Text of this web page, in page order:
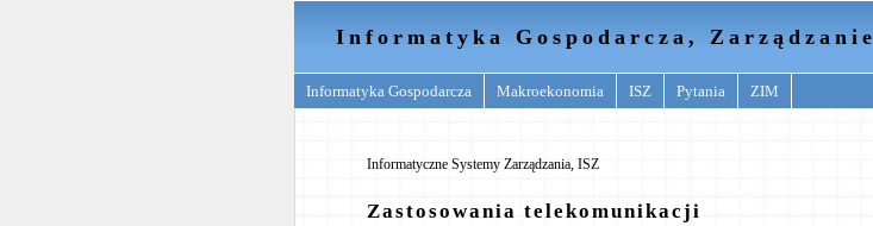
Informatyka Gospodarcza, Zarządzanie
Informatyka Gospodarcza Makroekonomia ISZ Pytania ZIM
Informatyczne Systemy Zarządzania, ISZ
Zastosowania telekomunikacji